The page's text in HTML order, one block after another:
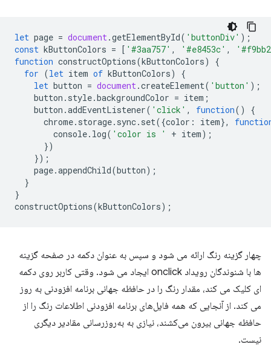
let page = document.getElementById( 'buttonDiv' );
const kButtonColors = [ '#3aa757' , '#e8453c' ,
function constructOptions(kButtonColors)
{
for (let item of kButtonColors)
{
let button = document.createElement( 'button' );
button . style.backgroundColor = item ;
button .addEventListener( 'click' , function()
{
chrome. storage. sync. set({color : item},
console. log( 'color is ' + item);
})
});
page.appendChild(button);
}
}
constructOptions(kButtonColors);
چهار گزینه رنگ ارائه می شود و سپس به عنوان دکمه در صفحه گزینه
ها با شنوندگان رویداد onclick ایجاد می شود. وقتی کاربر روی دکمه
ای کلیک می کند، مقدار رنگ را در حافظه جهانی برنامه افزودنی به روز
می کند. از آنجایی که همه فایل‌های برنامه افزودنی اطلاعات رنگ را از
حافظه جهانی بیرون می‌کشند، نیازی به به‌روزرسانی مقادیر دیگری
نیست.